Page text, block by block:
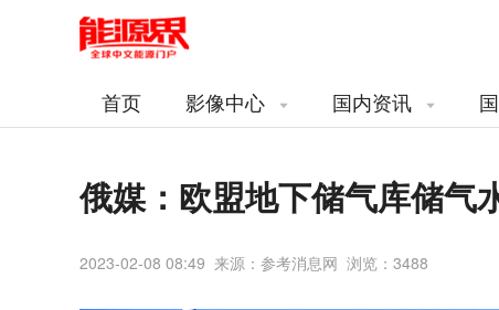
首页 影像中心 国内资讯
俄媒：欧盟地下储气库储气
2023-02-08 08:49 来源：参考消息网 浏览： 3488